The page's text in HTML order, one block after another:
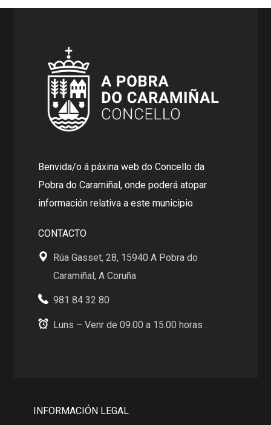
Benvida/o á páxina web do Concello da
Pobra do Caramiñal, onde poderá atopar
información relativa a este municipio.
CONTACTO
Rúa Gasset, 28, 15940 A Pobra do
Caramiñal, A Coruña
981 84 32 80
Luns – Venr de 09.00 a 15.00 horas .
INFORMACIÓN LEGAL